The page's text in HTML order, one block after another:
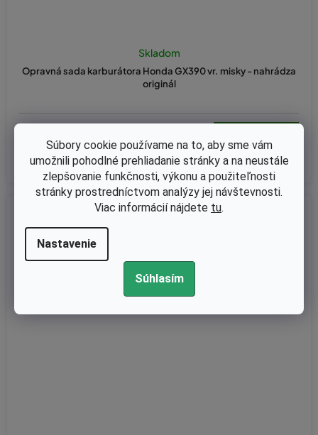
Súbory cookie používame na to, aby sme vám
umožnili pohodlné prehliadanie stránky a na neustále
zlepšovanie funkčnosti, výkonu a použiteľnosti
stránky prostredníctvom analýzy jej návštevnosti.
Viac informácií nájdete tu.
Nastavenie
Súhlasím
Opravná sada karburátora Honda GX390 vr. misky - nahrádza
originál
Skladom
€5,15
Kód:30-9630NV